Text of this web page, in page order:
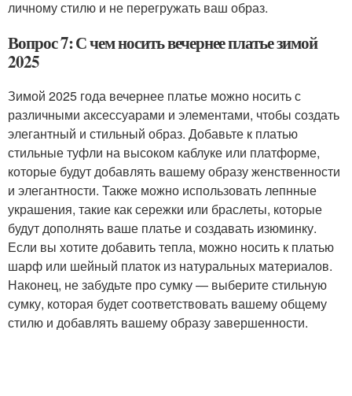
личному стилю и не перегружать ваш образ.
Вопрос 7: С чем носить вечернее платье зимой
2025
Зимой 2025 года вечернее платье можно носить с
различными аксессуарами и элементами, чтобы создать
элегантный и стильный образ. Добавьте к платью
стильные туфли на высоком каблуке или платформе,
которые будут добавлять вашему образу женственности
и элегантности. Также можно использовать лепнные
украшения, такие как сережки или браслеты, которые
будут дополнять ваше платье и создавать изюминку.
Если вы хотите добавить тепла, можно носить к платью
шарф или шейный платок из натуральных материалов.
Наконец, не забудьте про сумку — выберите стильную
сумку, которая будет соответствовать вашему общему
стилю и добавлять вашему образу завершенности.